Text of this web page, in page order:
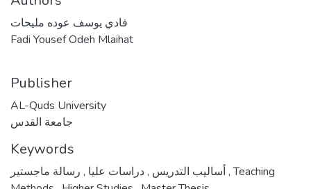
فادي يوسف عوده مليحات
Fadi Yousef Odeh Mlaihat
Publisher
AL-Quds University
جامعة القدس
Keywords
أساليب التدريس ,دراسات عليا , ,Teaching